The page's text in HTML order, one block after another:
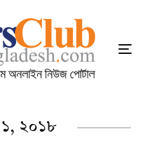
২০১৮